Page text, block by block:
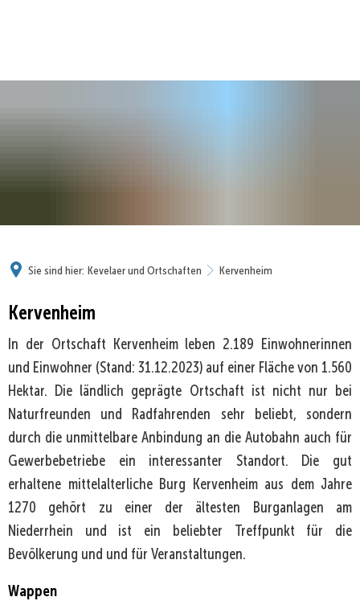
Sie sind hier: Kevelaer und Ortschaften Kervenheim
Kervenheim
Kervenheim
In der Ortschaft Kervenheim leben 2.189 Einwohnerinnen
und Einwohner (Stand: 31.12.2023) auf einer Fläche von 1.560
Hektar. Die ländlich geprägte Ortschaft ist nicht nur bei
Naturfreunden und Radfahrenden sehr beliebt, sondern
durch die unmittelbare Anbindung an die Autobahn auch für
Gewerbebetriebe ein interessanter Standort. Die gut
erhaltene mittelalterliche Burg Kervenheim aus dem Jahre
1270 gehört zu einer der ältesten Burganlagen am
Niederrhein und ist ein beliebter Treffpunkt für die
Bevölkerung und und für Veranstaltungen.
Wappen